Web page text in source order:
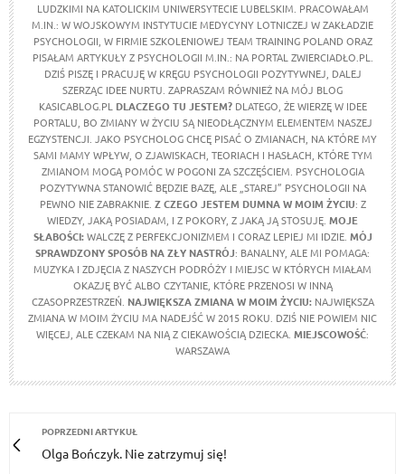
LUDZKIMI NA KATOLICKIM UNIWERSYTECIE LUBELSKIM. PRACOWAŁAM
M.IN.: W WOJSKOWYM INSTYTUCIE MEDYCYNY LOTNICZEJ W ZAKŁADZIE
PSYCHOLOGII, W FIRMIE SZKOLENIOWEJ TEAM TRAINING POLAND ORAZ
PISAŁAM ARTYKUŁY Z PSYCHOLOGII M.IN.: NA PORTAL ZWIERCIADŁO.PL.
DZIŚ PISZĘ I PRACUJĘ W KRĘGU PSYCHOLOGII POZYTYWNEJ, DALEJ
SZERZĄC IDEE NURTU. ZAPRASZAM RÓWNIEŻ NA MÓJ BLOG
KASICABLOG.PL DLACZEGO TU JESTEM? DLATEGO, ŻE WIERZĘ W IDEE
PORTALU, BO ZMIANY W ŻYCIU SĄ NIEODŁĄCZNYM ELEMENTEM NASZEJ
EGZYSTENCJI. JAKO PSYCHOLOG CHCĘ PISAĆ O ZMIANACH, NA KTÓRE MY
SAMI MAMY WPŁYW, O ZJAWISKACH, TEORIACH I HASŁACH, KTÓRE TYM
ZMIANOM MOGĄ POMÓC W POGONI ZA SZCZĘŚCIEM. PSYCHOLOGIA
POZYTYWNA STANOWIĆ BĘDZIE BAZĘ, ALE „STAREJ” PSYCHOLOGII NA
PEWNO NIE ZABRAKNIE. Z CZEGO JESTEM DUMNA W MOIM ŻYCIU: Z
WIEDZY, JAKĄ POSIADAM, I Z POKORY, Z JAKĄ JĄ STOSUJĘ. MOJE
SŁABOŚCI:WALCZĘ Z PERFEKCJONIZMEM I CORAZ LEPIEJ MI IDZIE. MÓJ
SPRAWDZONY SPOSÓB NA ZŁY NASTRÓJ: BANALNY, ALE MI POMAGA:
MUZYKA I ZDJĘCIA Z NASZYCH PODRÓŻY I MIEJSC W KTÓRYCH MIAŁAM
OKAZJĘ BYĆ ALBO CZYTANIE, KTÓRE PRZENOSI W INNĄ
CZASOPRZESTRZEŃ. NAJWIĘKSZA ZMIANA W MOIM ŻYCIU:NAJWIĘKSZA
ZMIANA W MOIM ŻYCIU MA NADEJŚĆ W 2015 ROKU. DZIŚ NIE POWIEM NIC
WIĘCEJ, ALE CZEKAM NA NIĄ Z CIEKAWOŚCIĄ DZIECKA. MIEJSCOWOŚĆ:
WARSZAWA
POPRZEDNI ARTYKUŁ
Olga Bończyk. Nie zatrzymuj się!